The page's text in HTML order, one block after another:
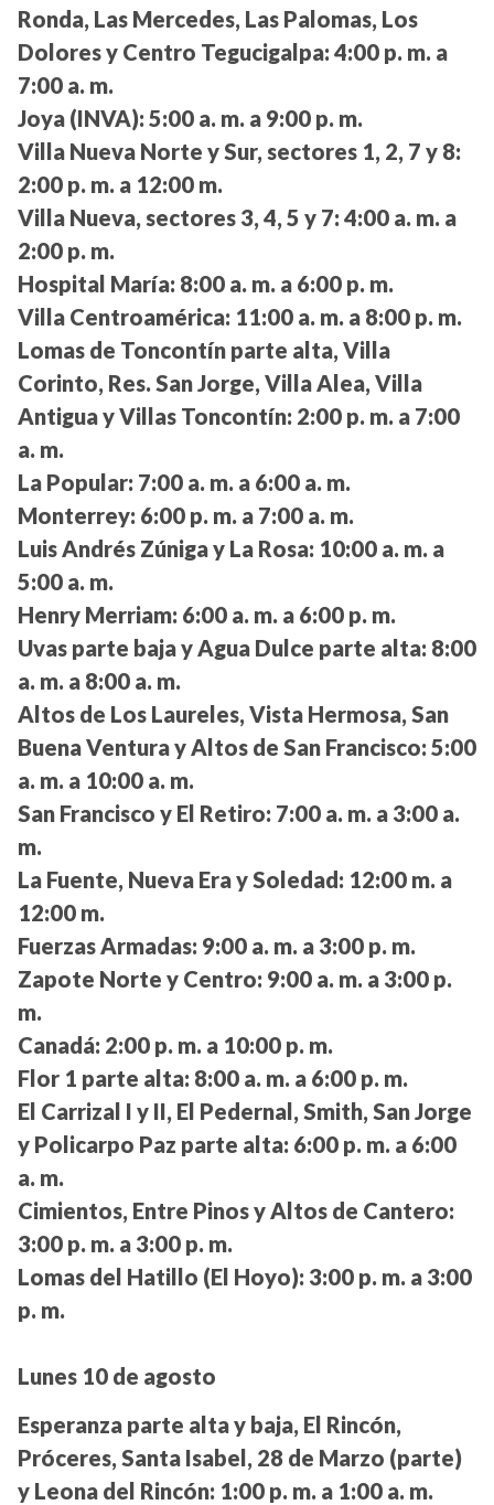
Ronda, Las Mercedes, Las Palomas, Los
Dolores y Centro Tegucigalpa: 4:00 p. m. a
7:00 a. m.
Joya (INVA): 5:00 a. m. a 9:00 p. m.
Villa Nueva Norte y Sur, sectores 1, 2, 7 y 8:
2:00 p. m. a 12:00 m.
Villa Nueva, sectores 3, 4, 5 y 7: 4:00 a. m. a
2:00 p. m.
Hospital María: 8:00 a. m. a 6:00 p. m.
Villa Centroamérica: 11:00 a. m. a 8:00 p. m.
Lomas de Toncontín parte alta, Villa
Corinto, Res. San Jorge, Villa Alea, Villa
Antigua y Villas Toncontín: 2:00 p. m. a 7:00
a. m.
La Popular: 7:00 a. m. a 6:00 a. m.
Monterrey: 6:00 p. m. a 7:00 a. m.
Luis Andrés Zúniga y La Rosa: 10:00 a. m. a
5:00 a. m.
Henry Merriam: 6:00 a. m. a 6:00 p. m.
Uvas parte baja y Agua Dulce parte alta: 8:00
a. m. a 8:00 a. m.
Altos de Los Laureles, Vista Hermosa, San
Buena Ventura y Altos de San Francisco: 5:00
a. m. a 10:00 a. m.
San Francisco y El Retiro: 7:00 a. m. a 3:00 a.
m.
La Fuente, Nueva Era y Soledad: 12:00 m. a
12:00 m.
Fuerzas Armadas: 9:00 a. m. a 3:00 p. m.
Zapote Norte y Centro: 9:00 a. m. a 3:00 p.
m.
Canadá: 2:00 p. m. a 10:00 p. m.
Flor 1 parte alta: 8:00 a. m. a 6:00 p. m.
El Carrizal I y II, El Pedernal, Smith, San Jorge
y Policarpo Paz parte alta: 6:00 p. m. a 6:00
a. m.
Cimientos, Entre Pinos y Altos de Cantero:
3:00 p. m. a 3:00 p. m.
Lomas del Hatillo (El Hoyo): 3:00 p. m. a 3:00
p. m.
Lunes 10 de agosto
Esperanza parte alta y baja, El Rincón,
Próceres, Santa Isabel, 28 de Marzo (parte)
y Leona del Rincón: 1:00 p. m. a 1:00 a. m.